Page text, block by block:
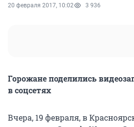
20 февраля 2017, 10:02 3 936
Горожане поделились
в соцсетях
Вчера, 19 февраля, в